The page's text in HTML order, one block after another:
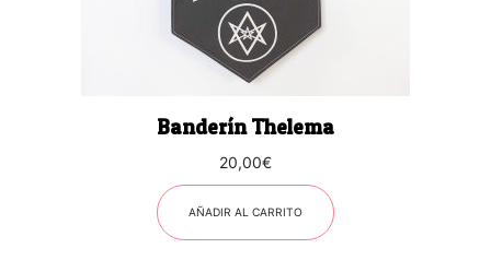
Banderín Thelema
20,00€
AÑADIR AL CARRITO